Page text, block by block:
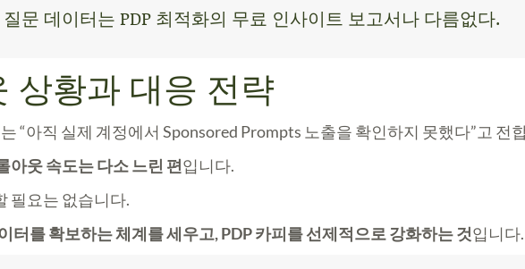
문 데이터는 PDP 최적화의 무료 인사이트 보고서나 다름없다.
상황과 대응 전략
“아직 실제 계정에서 Sponsored Prompts 노출을 확인하지 못했다”고 전
아웃 속도는 다소 느린 편입니다.
필요는 없습니다.
터를 확보하는 체계를 세우고, PDP 카피를 선제적으로 강화하는 것입니다.